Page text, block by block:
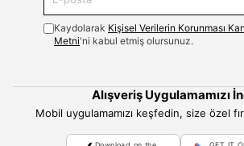
Kaydolarak Kişisel Verilerin Korunması
Metni'ni kabul etmiş olursunuz.
Alışveriş Uygulamamızı
Mobil uygulamamızı keşfedin, size özel